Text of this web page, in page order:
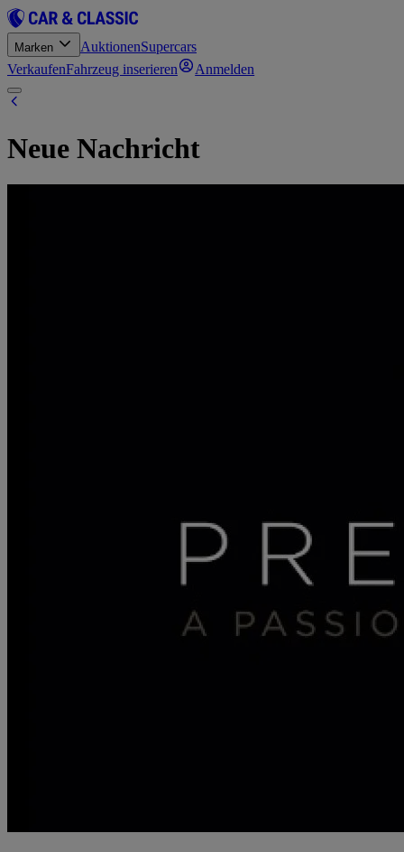
Marken AuktionenSupercars
VerkaufenFahrzeug inserieren Anmelden
Neue Nachricht